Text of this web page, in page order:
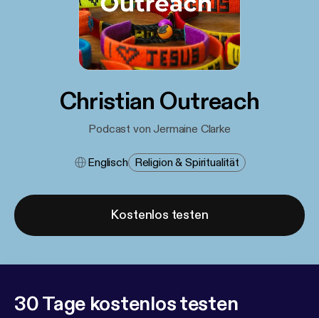
Christian Outreach
Podcast von Jermaine Clarke
Englisch Religion & Spiritualität
Kostenlos testen
30 Tage kostenlos testen